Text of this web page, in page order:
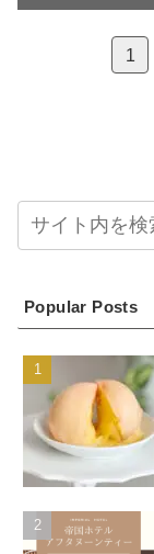
1
Popular Posts